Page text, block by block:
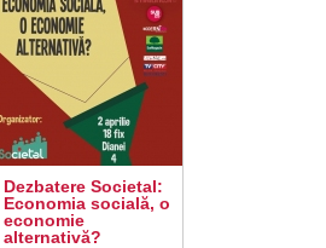
Dezbatere Societal:
Economia socială, o
economie
alternativă?